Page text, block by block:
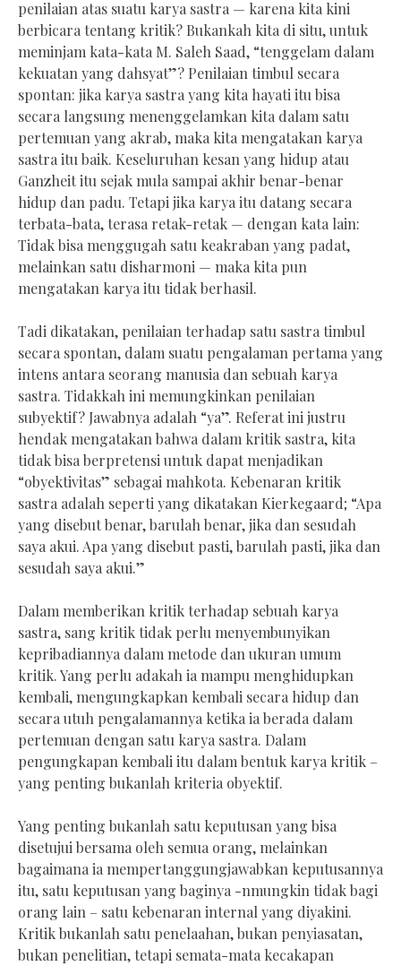
penilaian atas suatu karya sastra — karena kita kini
berbicara tentang kritik? Bukankah kita di situ, untuk
meminjam kata-kata M. Saleh Saad, “tenggelam dalam
kekuatan yang dahsyat”? Penilaian timbul secara
spontan: jika karya sastra yang kita hayati itu bisa
secara langsung menenggelamkan kita dalam satu
pertemuan yang akrab, maka kita mengatakan karya
sastra itu baik. Keseluruhan kesan yang hidup atau
Ganzheit itu sejak mula sampai akhir benar-benar
hidup dan padu. Tetapi jika karya itu datang secara
terbata-bata, terasa retak-retak — dengan kata lain:
Tidak bisa menggugah satu keakraban yang padat,
melainkan satu disharmoni — maka kita pun
mengatakan karya itu tidak berhasil.
Tadi dikatakan, penilaian terhadap satu sastra timbul
secara spontan, dalam suatu pengalaman pertama yang
intens antara seorang manusia dan sebuah karya
sastra. Tidakkah ini memungkinkan penilaian
subyektif? Jawabnya adalah “ya”. Referat ini justru
hendak mengatakan bahwa dalam kritik sastra, kita
tidak bisa berpretensi untuk dapat menjadikan
“obyektivitas” sebagai mahkota. Kebenaran kritik
sastra adalah seperti yang dikatakan Kierkegaard; “Apa
yang disebut benar, barulah benar, jika dan sesudah
saya akui. Apa yang disebut pasti, barulah pasti, jika dan
sesudah saya akui.”
Dalam memberikan kritik terhadap sebuah karya
sastra, sang kritik tidak perlu menyembunyikan
kepribadiannya dalam metode dan ukuran umum
kritik. Yang perlu adakah ia mampu menghidupkan
kembali, mengungkapkan kembali secara hidup dan
secara utuh pengalamannya ketika ia berada dalam
pertemuan dengan satu karya sastra. Dalam
pengungkapan kembali itu dalam bentuk karya kritik –
yang penting bukanlah kriteria obyektif.
Yang penting bukanlah satu keputusan yang bisa
disetujui bersama oleh semua orang, melainkan
bagaimana ia mempertanggungjawabkan keputusannya
itu, satu keputusan yang baginya -nmungkin tidak bagi
orang lain – satu kebenaran internal yang diyakini.
Kritik bukanlah satu penelaahan, bukan penyiasatan,
bukan penelitian, tetapi semata-mata kecakapan